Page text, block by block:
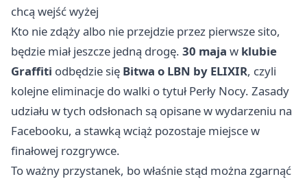
chcą wejść wyżej
Kto nie zdąży albo nie przejdzie przez pierwsze sito,
będzie miał jeszcze jedną drogę. 30 maja w klubie
Graffiti odbędzie się Bitwa o LBN by ELIXIR, czyli
kolejne eliminacje do walki o tytuł Perły Nocy. Zasady
udziału w tych odsłonach są opisane w wydarzeniu na
Facebooku, a stawką wciąż pozostaje miejsce w
finałowej rozgrywce.
To ważny przystanek, bo właśnie stąd można zgarnąć